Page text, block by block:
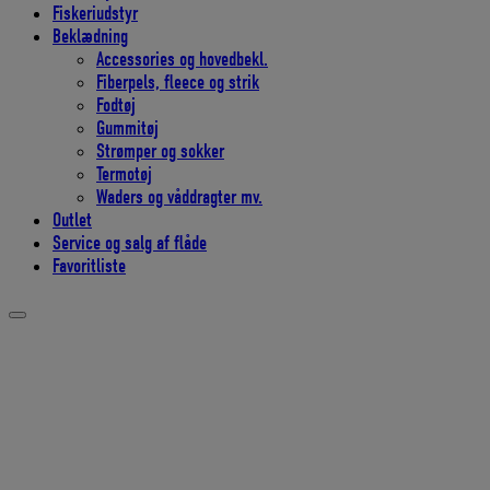
Fiskeriudstyr
Beklædning
Accessories og hovedbekl.
Fiberpels, fleece og strik
Fodtøj
Gummitøj
Strømper og sokker
Termotøj
Waders og våddragter mv.
Outlet
Service og salg af flåde
Favoritliste